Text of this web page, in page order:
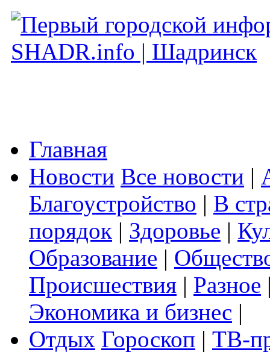
Главная
Новости Все новости |
Благоустройство | В
порядок | Здоровье |
Образование |
Происшествия | Разное
Экономика и бизнес |
Отдых Гороскоп | ТВ-